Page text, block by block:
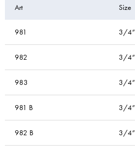
Art Size
981 3/
982 3/
983 3/
981 B 3/
982 B 3/